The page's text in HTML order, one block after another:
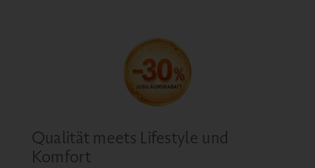
Qualität meets Lifestyle und
Komfort